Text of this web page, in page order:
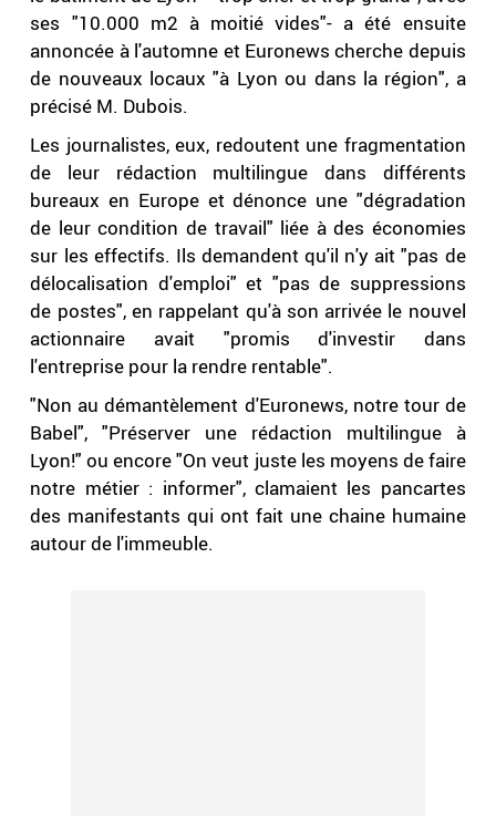
ses "10.000 m2 à moitié vides"- a été ensuite
annoncée à l'automne et Euronews cherche depuis
de nouveaux locaux "à Lyon ou dans la région", a
précisé M. Dubois.
Les journalistes, eux, redoutent une fragmentation
de leur rédaction multilingue dans différents
bureaux en Europe et dénonce une "dégradation
de leur condition de travail" liée à des économies
sur les effectifs. Ils demandent qu'il n'y ait "pas de
délocalisation d'emploi" et "pas de suppressions
de postes", en rappelant qu'à son arrivée le nouvel
actionnaire avait "promis d'investir dans
l'entreprise pour la rendre rentable".
"Non au démantèlement d'Euronews, notre tour de
Babel", "Préserver une rédaction multilingue à
Lyon!" ou encore "On veut juste les moyens de faire
notre métier : informer", clamaient les pancartes
des manifestants qui ont fait une chaine humaine
autour de l'immeuble.